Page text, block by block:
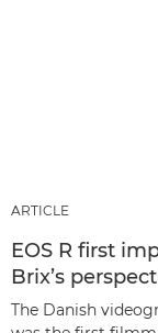
ARTICLE
EOS R first
Brix’s
The Danish